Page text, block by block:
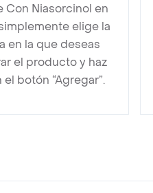
Con Niasorcinol en
elige la
en la que deseas
el producto y haz
botón “Agregar”.